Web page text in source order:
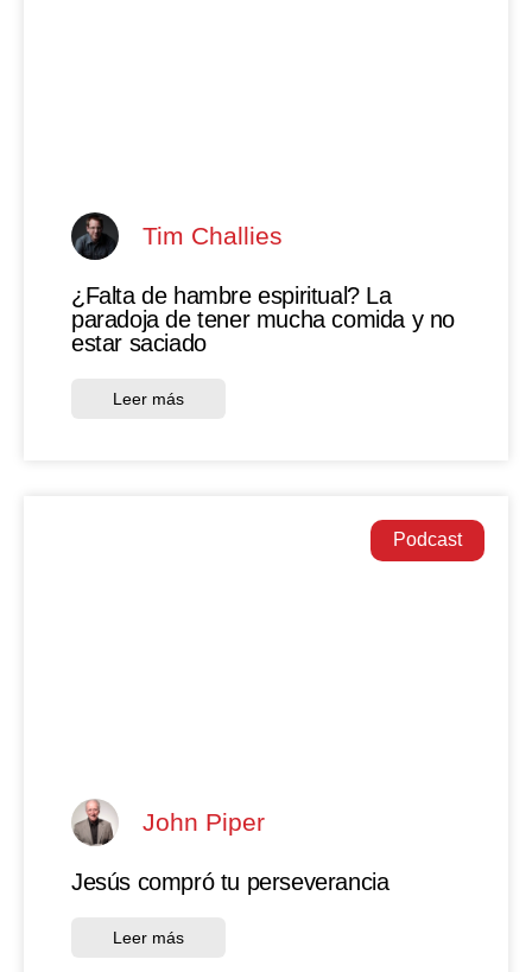
Tim Challies
¿Falta de hambre espiritual? La
paradoja de tener mucha comida y no
estar saciado
Leer más
Podcast
John Piper
Jesús compró tu perseverancia
Leer más